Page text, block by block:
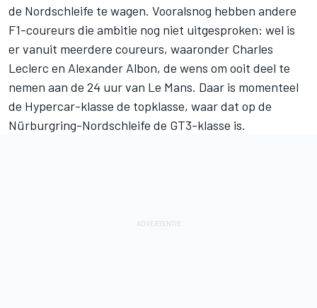
de Nordschleife te wagen. Vooralsnog hebben andere
F1-coureurs die ambitie nog niet uitgesproken: wel is
er vanuit meerdere coureurs, waaronder Charles
Leclerc en Alexander Albon, de wens om ooit deel te
nemen aan de 24 uur van Le Mans. Daar is momenteel
de Hypercar-klasse de topklasse, waar dat op de
Nürburgring-Nordschleife de GT3-klasse is.